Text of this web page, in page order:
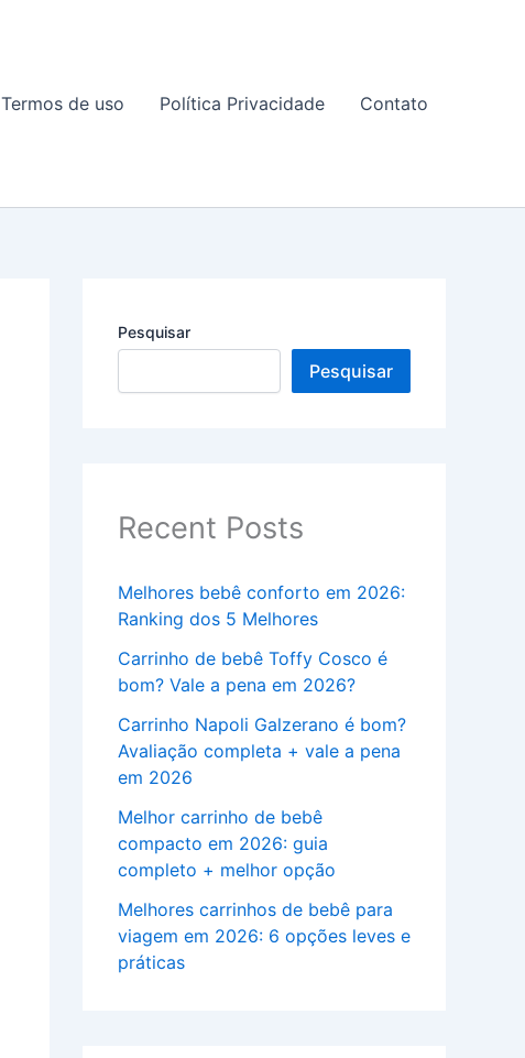
Termos de uso Política Privacidade Contato
Pesquisar
Pesquisar
Recent Posts
Melhores bebê conforto em 2026:
Ranking dos 5 Melhores
Carrinho de bebê Toffy Cosco é
bom? Vale a pena em 2026?
Carrinho Napoli Galzerano é bom?
Avaliação completa + vale a pena
em 2026
Melhor carrinho de bebê
compacto em 2026: guia
completo + melhor opção
Melhores carrinhos de bebê para
viagem em 2026: 6 opções leves e
práticas